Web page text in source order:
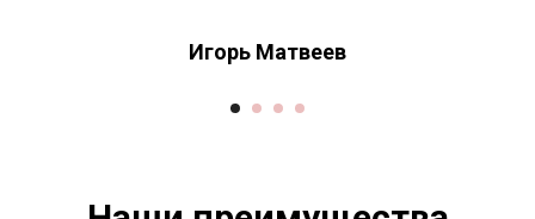
Игорь Матвеев